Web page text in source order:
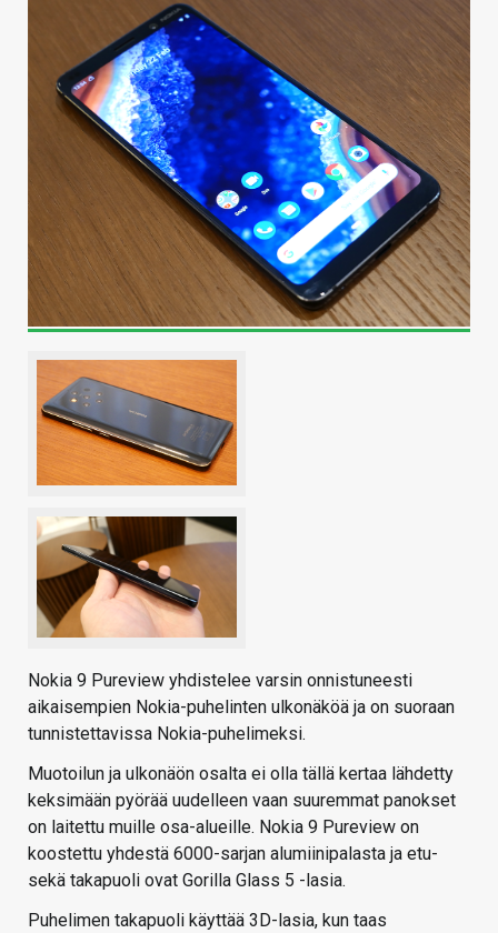
Nokia 9 Pureview yhdistelee varsin onnistuneesti
aikaisempien Nokia-puhelinten ulkonäköä ja on suoraan
tunnistettavissa Nokia-puhelimeksi.
Muotoilun ja ulkonäön osalta ei olla tällä kertaa lähdetty
keksimään pyörää uudelleen vaan suuremmat panokset
on laitettu muille osa-alueille. Nokia 9 Pureview on
koostettu yhdestä 6000-sarjan alumiinipalasta ja etu-
sekä takapuoli ovat Gorilla Glass 5 -lasia.
Puhelimen takapuoli käyttää 3D-lasia, kun taas